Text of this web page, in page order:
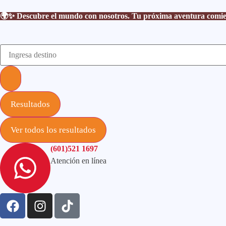
🌍✨ Descubre el mundo con nosotros. Tu próxima aventura
Resultados
Ver todos los resultados
(601)521 1697
Atención en línea